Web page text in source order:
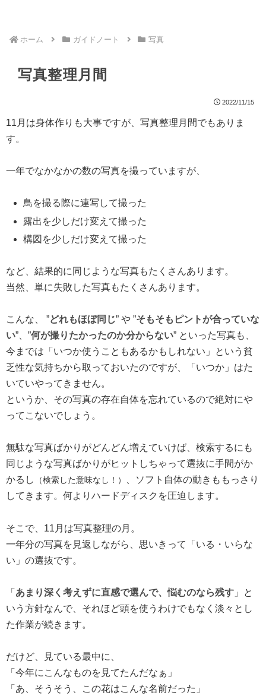
ホーム ガイドノート 写真
写真整理月間
2022/11/15
11月は身体作りも大事ですが、写真整理月間でもありま
す。
一年でなかなかの数の写真を撮っていますが、
鳥を撮る際に連写して撮った
露出を少しだけ変えて撮った
構図を少しだけ変えて撮った
など、結果的に同じような写真もたくさんあります。
当然、単に失敗した写真もたくさんあります。
こんな、 ”どれもほぼ同じ” や ”そもそもピントが合っていな
い”、”何が撮りたかったのか分からない” といった写真も、
今までは「いつか使うこともあるかもしれない」という貧
乏性な気持ちから取っておいたのですが、「いつか」はた
いていやってきません。
というか、その写真の存在自体を忘れているので絶対にや
ってこないでしょう。
無駄な写真ばかりがどんどん増えていけば、検索するにも
同じような写真ばかりがヒットしちゃって選抜に手間がか
かるし
（検索した意味なし！）
、ソフト自体の動きももっさり
してきます。何よりハードディスクを圧迫します。
そこで、11月は写真整理の月。
一年分の写真を見返しながら、思いきって「いる・いらな
い」の選抜です。
「 あまり深く考えずに直感で選んで、悩むのなら残す 」と
いう方針なんで、それほど頭を使うわけでもなく淡々とし
た作業が続きます。
だけど、見ている最中に、
「今年にこんなものを見てたんだなぁ」
「あ、そうそう、この花はこんな名前だった」